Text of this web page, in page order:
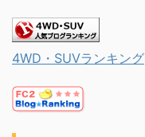
4WD・SUVランキング